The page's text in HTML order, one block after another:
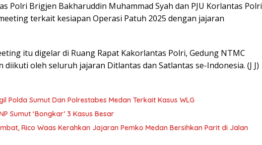
Polri Brigjen Bakharuddin Muhammad Syah dan PJU Korlantas Polri
terkait kesiapan Operasi Patuh 2025 dengan jajaran
itu digelar di Ruang Rapat Kakorlantas Polri, Gedung NTMC
diikuti oleh seluruh jajaran Ditlantas dan Satlantas se-Indonesia. (J J)
Polda Sumut Dan Polrestabes Medan Terkait Kasus WLG
Sumut ‘Bongkar’ 3 Kasus Besar
Rico Waas Kerahkan Jajaran Pemko Medan Bersihkan Parit di Jalan